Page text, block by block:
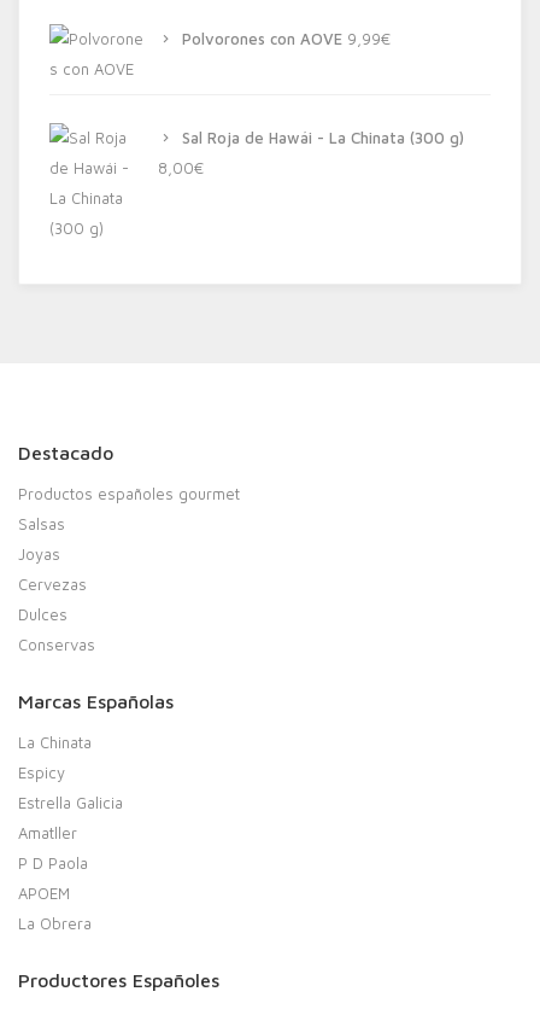
Polvorones con AOVE 9,99€
Sal Roja de Hawái - La Chinata (300 g)
8,00€
Destacado
Productos españoles gourmet
Salsas
Joyas
Cervezas
Dulces
Conservas
Marcas Españolas
La Chinata
Espicy
Estrella Galicia
Amatller
P D Paola
APOEM
La Obrera
Productores Españoles